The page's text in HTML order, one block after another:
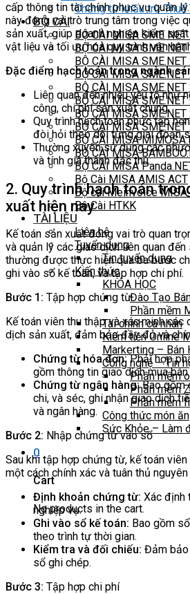
Chứng từ khấu trừ
BỘ CÀI
BỘ CÀI MISA SME
BỘ CÀI MISA SME
BỘ CÀI MISA
BỘ CÀI MISA
BỘ CÀI MISA
BỘ CÀI MISA
BỘ CÀI MISA
BỘ CÀI MISA
BỘ CÀI MISA
BỘ CÀI MISA
BỘ CÀI MISA
Bộ Cài MISA AMIS ACT
Bộ cài Meinvoice
Bộ Cài HTKK
TÀI LIỆU
Liên hệ
Tuyển dụng
Tin tuyển dụng
Kiến thức
KHÓA HỌC
Đào Tạo
Phần mềm
Tài chính cá nhân
Kiếm tiền Online
Markerting – Bán
Công nghệ – Tin
Phần mềm
Phần mềm
Phần mềm
Công thức món ăn
Sức Khỏe – Làm
0
Cart
No products in the cart.
cấp thông tin tài chính phục vụ quản
này đóng vai trò trung tâm trong việc
sản xuất, giúp doanh nghiệp kiểm
vật liệu và tối ưu hóa quy trình vận
Đặc điểm hạch toán trong ngành
Liên quan đến nhiều yếu tố như
công, chi phí sản xuất chung.
Quy trình hạch toán phức tạp
đòi hỏi theo dõi từng giai đoạn
Thường xuyên sử dụng các
và tính giá thành đặc thù.
2. Quy trình hạch toán
xuất hiện nay
Kế toán sản xuất đóng vai trò quan
và quản lý các giao dịch liên quan đến
thường được thực hiện qua ba bước
ghi vào sổ kế toán, và tập hợp chi phí.
Bước 1: Tập hợp chứng từ
Kế toán viên thu thập và xác minh các
dịch sản xuất, đảm bảo đầy đủ và
Chứng từ hóa đơn:Phải hợp
gồm thông tin giao dịch mua
Chứng từ ngân hàng:Bao gồm
chi, và séc, ghi nhận giao dịch
và ngân hàng.
Bước 2: Nhập chứng từ vào sổ
Sau khi tập hợp chứng từ, kế toán
một cách chính xác và tuân thủ
Định khoản chứng từ: Xác định
nghiệp vụ.
Ghi vào sổ kế toán: Bao gồm
theo trình tự thời gian.
Kiểm tra và đối chiếu: Đảm bảo
sổ ghi chép.
Bước 3: Tập hợp chi phí